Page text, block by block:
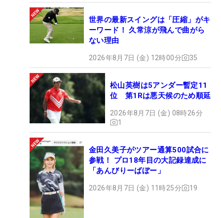
世界の最新スイングは「圧縮」がキ
ーワード！ 久常涼が飛んで曲がら
ない理由
2026年8月7日 (金) 12時00分 35
松山英樹は5アンダー暫定11
位 第1Rは悪天候のため順延
2026年8月7日 (金) 08時26分
1
金田久美子がツアー通算500試合に
参戦！ プロ18年目の大記録達成に
「あんびりーばぼー」
2026年8月7日 (金) 11時25分 19